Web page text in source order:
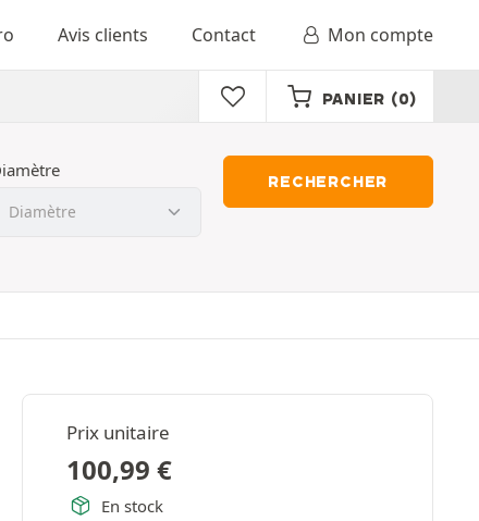
Avis clients Contact Mon compte
PANIER (0)
RECHERCHER
Prix unitaire
100,99 €
En stock